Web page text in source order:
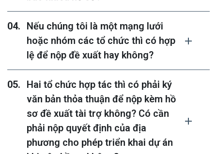
Nếu chúng tôi là một mạng lưới
hoặc nhóm các tổ chức thì có hợp
lệ để nộp đề xuất hay không?
Hai tổ chức hợp tác thì có phải ký
văn bản thỏa thuận để nộp kèm hồ
sơ đề xuất tài trợ không? Có cần
phải nộp quyết định của địa
phương cho phép triển khai dự án